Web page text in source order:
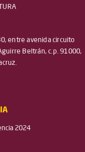
entre avenida circuito
Beltrán, c.p. 91000,
2024